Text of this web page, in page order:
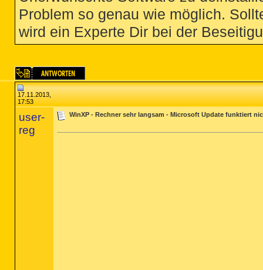
Problem so genau wie möglich.
wird ein Experte Dir bei der
17.11.2013,
17:53
user-
reg
WinXP - Rechner sehr langsam - Microsoft Update funktiert